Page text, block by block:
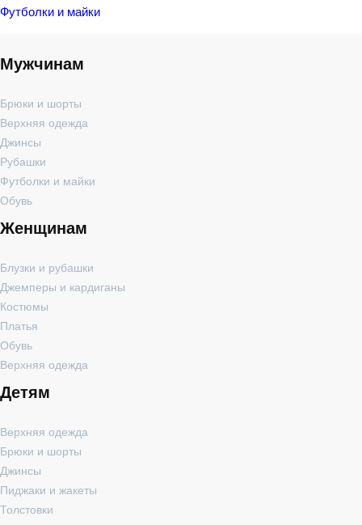
Футболки и майки
Мужчинам
Брюки и шорты
Верхняя одежда
Джинсы
Рубашки
Футболки и майки
Обувь
Женщинам
Блузки и рубашки
Джемперы и кардиганы
Костюмы
Платья
Обувь
Верхняя одежда
Детям
Верхняя одежда
Брюки и шорты
Джинсы
Пиджаки и жакеты
Толстовки